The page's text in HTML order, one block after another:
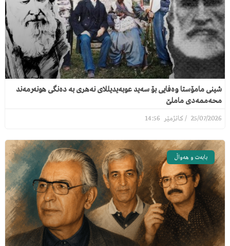
شینی مامۆستا وەفایی بۆ سەید عوبەیدیللای نەهری بە دەنگی هونەرمەند
محەممەدی ماملێ
25/07/2026
بابەت و هەواڵ